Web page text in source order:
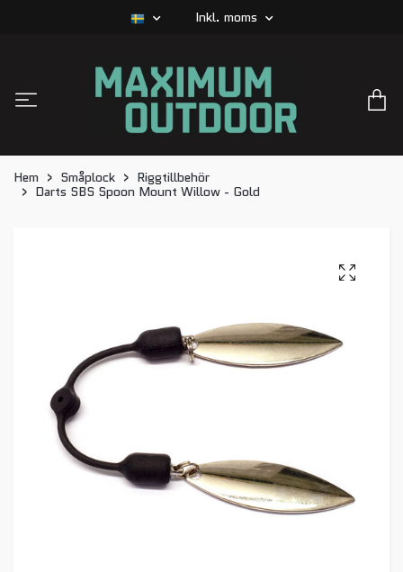
Inkl. moms
Hem Småplock
Riggtillbehör
Darts SBS Spoon Mount Willow - Gold